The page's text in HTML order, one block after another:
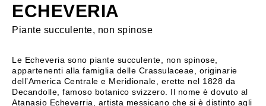
ECHEVERIA
Piante succulente, non spinose
Le Echeveria sono piante succulente, non spinose,
appartenenti alla famiglia delle Crassulaceae, originarie
dell’America Centrale e Meridionale, erette nel 1828 da
Decandolle, famoso botanico svizzero. Il nome è dovuto al
Atanasio Echeverria, artista messicano che si è distinto agli